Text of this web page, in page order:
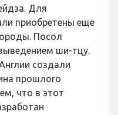
Для
приобретены еще
Посол
ши-тцу.
создали
прошлого
что в этот